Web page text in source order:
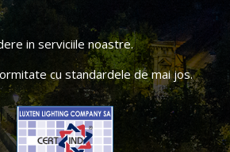
in serviciile noastre.
cu standardele de mai jos.